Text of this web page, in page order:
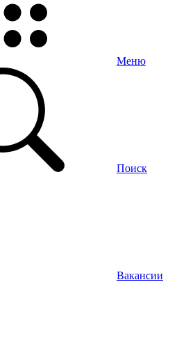
Меню
Поиск
Вакансии